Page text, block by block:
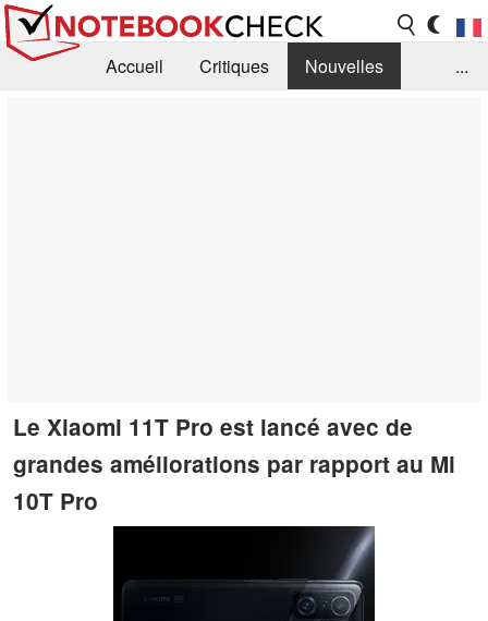
Accueil Critiques
Nouvelles
...
Le Xiaomi 11T Pro est lancé avec de
grandes améliorations par rapport au Mi
10T Pro